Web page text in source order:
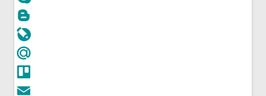
Skype
Blogger
LiveJournal
Mail.Ru
Trello